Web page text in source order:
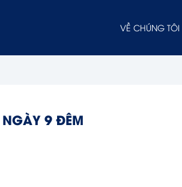
VỀ CHÚNG TÔI
NGÀY 9 ĐÊM